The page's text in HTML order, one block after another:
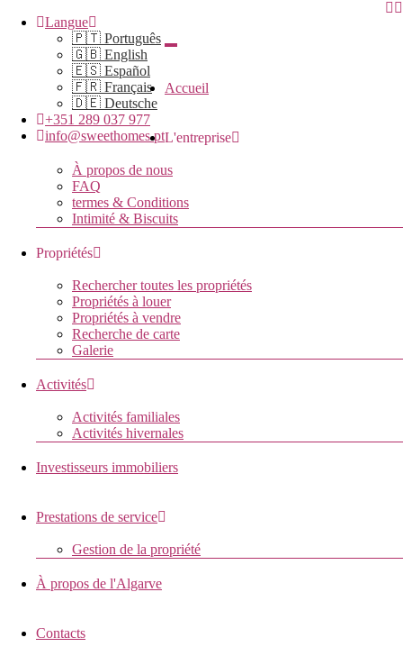
Langue
🇵🇹 Português
🇬🇧 English
🇪🇸 Español
🇫🇷 Français
🇩🇪 Deutsche
+351 289 037 977
info@sweethomes.pt
Accueil
L'entreprise
À propos de nous
FAQ
termes & Conditions
Intimité & Biscuits
Propriétés
Rechercher toutes les propriétés
Propriétés à louer
Propriétés à vendre
Recherche de carte
Galerie
Activités
Activités familiales
Activités hivernales
Investisseurs immobiliers
Prestations de service
Gestion de la propriété
À propos de l'Algarve
Contacts